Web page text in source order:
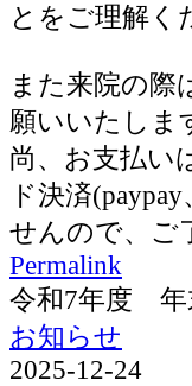
とをご理解く
また来院の際
願いいたしま
尚、お支払い
ド決済
せんので、ご
Permalink
令和7年度 年
お知らせ
2025-12-24